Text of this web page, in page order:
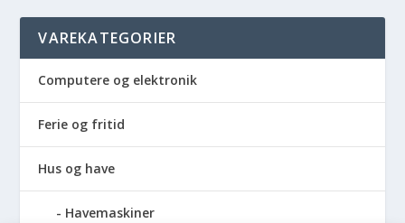
VAREKATEGORIER
Computere og elektronik
Ferie og fritid
Hus og have
Havemaskiner